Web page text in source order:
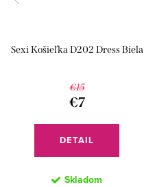
Sexi Košieľka D202 Dress Biela
€15
€7
DETAIL
Skladom